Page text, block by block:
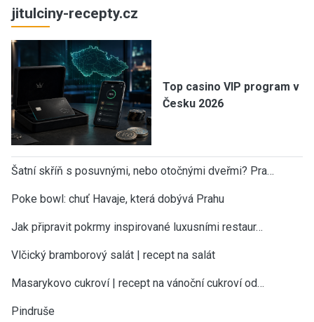
jitulciny-recepty.cz
Top casino VIP program v
Česku 2026
Šatní skříň s posuvnými, nebo otočnými dveřmi? Pra…
Poke bowl: chuť Havaje, která dobývá Prahu
Jak připravit pokrmy inspirované luxusními restaur…
Vlčický bramborový salát | recept na salát
Masarykovo cukroví | recept na vánoční cukroví od…
Pindruše